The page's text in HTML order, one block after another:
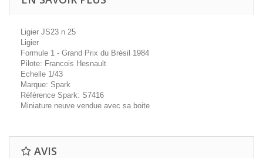
Ligier JS23 n 25
Ligier
Formule 1 - Grand Prix du Brésil 1984
Pilote: Francois Hesnault
Echelle 1/43
Marque: Spark
Référence Spark: S7416
Miniature neuve vendue avec sa boite
AVIS